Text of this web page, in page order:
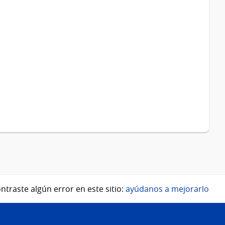
algún error en este sitio: ayúdanos a mejorarlo